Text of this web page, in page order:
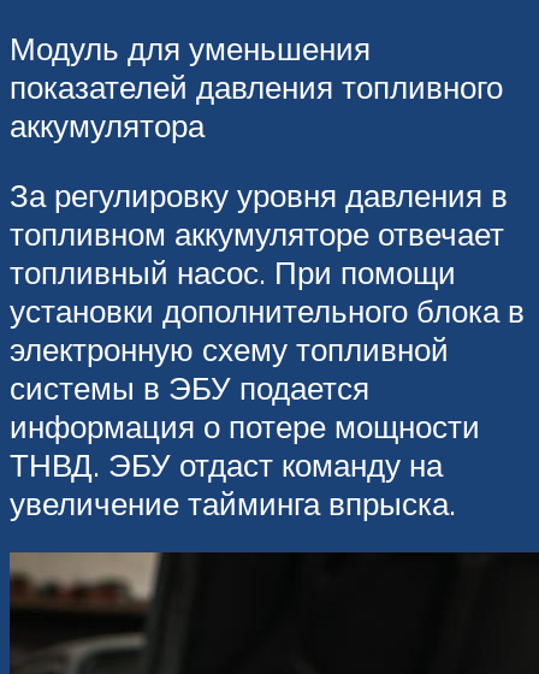
Модуль для уменьшения
показателей давления топливного
аккумулятора
За регулировку уровня давления в
топливном аккумуляторе отвечает
топливный насос. При помощи
установки дополнительного блока в
электронную схему топливной
системы в ЭБУ подается
информация о потере мощности
ТНВД. ЭБУ отдаст команду на
увеличение тайминга впрыска.